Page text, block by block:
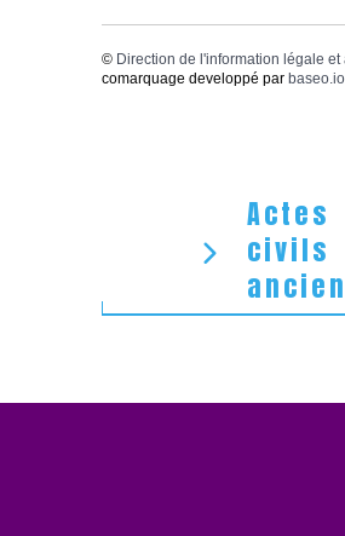
© Direction de l'information légale et
comarquage developpé par baseo.io
Actes
civils